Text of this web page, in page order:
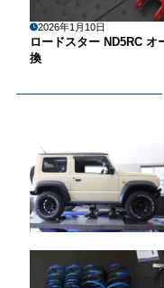
2026年1月10日
ロードスター ND5RC
換